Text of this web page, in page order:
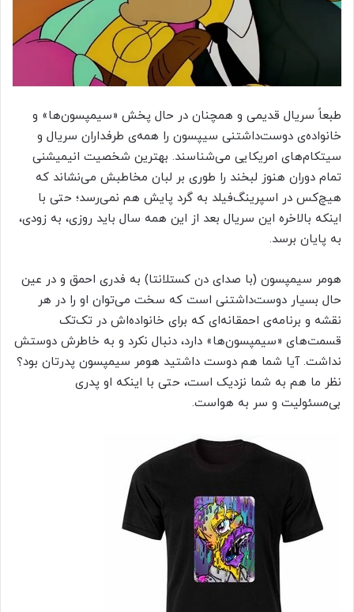
طبعاً سریال قدیمی و همچنان در حال پخش «سیمپسون‌ها» و
خانواده‌ی دوست‌داشتنی سیپسون را همه‌ی طرفداران سریال و
سیتکام‌های امریکایی می‌شناسند. بهترین شخصیت انیمیشنی
تمام دوران هنوز لبخند را طوری بر لبان مخاطبش می‌نشاند که
هیچ‌کس در اسپرینگ‌فیلد به گرد پایش هم نمی‌رسد؛ حتی با
اینکه بالاخره این سریال بعد از این همه سال باید روزی، به زودی،
به پایان برسد.
هومر سیمپسون (با صدای دن کستلانتا) به فدری احمق و در عین
حال بسیار دوست‌داشتنی است که سخت می‌توان او را در هر
نقشه و برنامه‌ی احمقانه‌ای که برای خانواده‌اش در تک‌تک
قسمت‌های «سیمپسون‌ها» دارد، دنبال نکرد و به خاطرش دوستش
نداشت. آیا شما هم دوست داشتید هومر سیمپسون پدرتان بود؟
نظر ما هم به شما نزدیک است، حتی با اینکه او پدری
بی‌مسئولیت و سر به هواست.